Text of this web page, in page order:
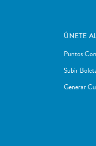
ÚNETE
Puntos
Subir
Generar